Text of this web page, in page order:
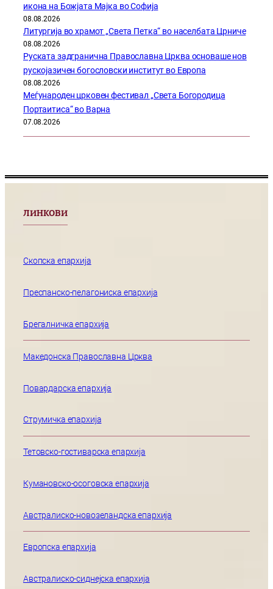
икона на Божјата Мајка во Софија
08.08.2026
Литургија во храмот „Света Петка“ во населбата Црниче
08.08.2026
Руската задгранична Православна Црква основаше нов
рускојазичен богословски институт во Европа
08.08.2026
Меѓународен црковен фестивал „Света Богородица
Портаитиса“ во Варна
07.08.2026
ЛИНКОВИ
Скопска епархија
Преспанско-пелагониска епархија
Брегалничка епархија
Македонска Православна Црква
Повардарска епархија
Струмичка епархија
Тетовско-гостиварска епархија
Кумановско-осоговска епархија
Австралиско-новозеландска епархија
Европска епархија
Австралиско-сиднејска епархија